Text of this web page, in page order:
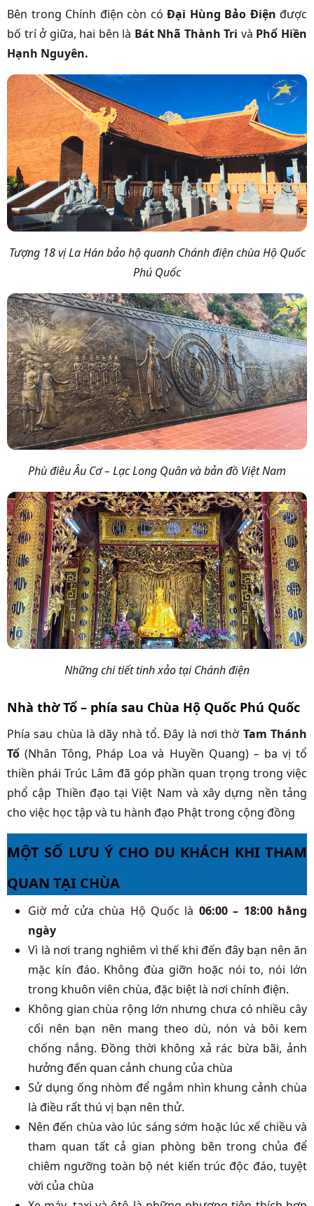
Bên trong Chính điện còn có Đại Hùng Bảo Điện được
bố trí ở giữa, hai bên là Bát Nhã Thành Tri và Phổ Hiền
Hạnh Nguyên.
Tượng 18 vị La Hán bảo hộ quanh Chánh điện chùa Hộ Quốc
Phú Quốc
Phù điêu Âu Cơ – Lạc Long Quân và bản đồ Việt Nam
Những chi tiết tinh xảo tại Chánh điện
Nhà thờ Tổ – phía sau Chùa Hộ Quốc Phú Quốc
Phía sau chùa là dãy nhà tổ. Đây là nơi thờ Tam Thánh
Tổ (Nhân Tông, Pháp Loa và Huyền Quang) – ba vị tổ
thiền phái Trúc Lâm đã góp phần quan trọng trong việc
phổ cập Thiền đạo tại Việt Nam và xây dựng nền tảng
cho việc học tập và tu hành đạo Phật trong cộng đồng
MỘT SỐ LƯU Ý CHO DU KHÁCH KHI THAM
QUAN TẠI CHÙA
Giờ mở cửa chùa Hộ Quốc là 06:00 – 18:00 hằng
ngày
Vì là nơi trang nghiêm vì thế khi đến đây bạn nên ăn
mặc kín đáo. Không đùa giỡn hoặc nói to, nói lớn
trong khuôn viên chùa, đặc biệt là nơi chính điện.
Không gian chùa rộng lớn nhưng chưa có nhiều cây
cối nên bạn nên mang theo dù, nón và bôi kem
chống nắng. Đồng thời không xả rác bừa bãi, ảnh
hưởng đến quan cảnh chung của chùa
Sử dụng ống nhòm để ngắm nhìn khung cảnh chùa
là điều rất thú vị bạn nên thử.
Nên đến chùa vào lúc sáng sớm hoặc lúc xế chiều và
tham quan tất cả gian phòng bên trong chủa để
chiêm ngưỡng toàn bộ nét kiến trúc độc đáo, tuyệt
vời của chùa